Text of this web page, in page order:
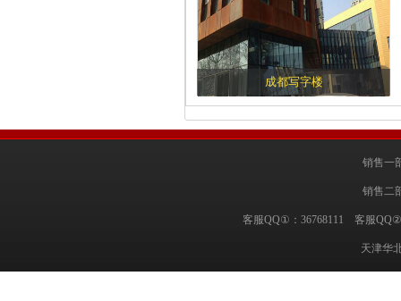
成都写字楼
销售一
销售二
客服QQ①：36768111 客服
天津华